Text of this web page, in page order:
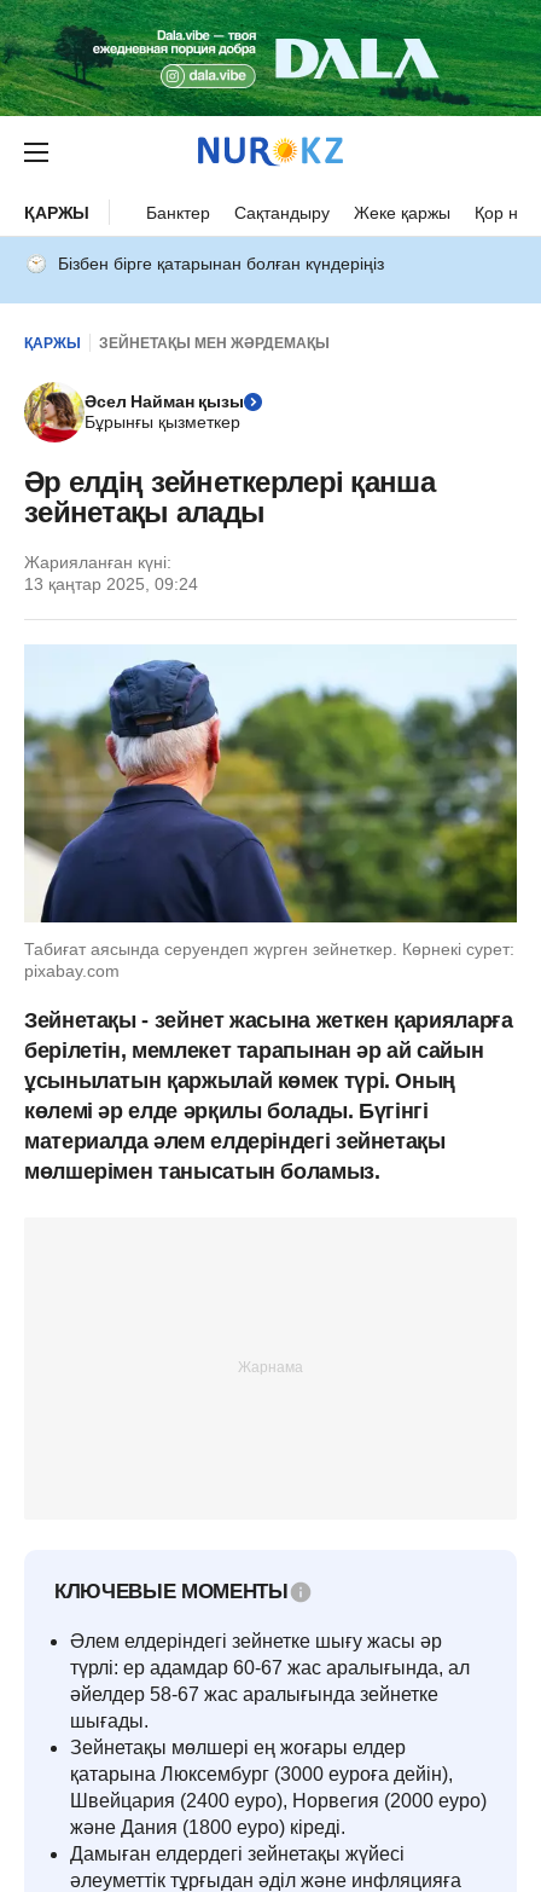
ҚАРЖЫ Банктер Сақтандыру Жеке қаржы Қор
Бізбен бірге қатарынан болған күндеріңіз
ҚАРЖЫ ЗЕЙНЕТАҚЫ МЕН ЖӘРДЕМАҚЫ
Әсел Найман қызы
Бұрынғы қызметкер
Әр елдің зейнеткерлері қанша
зейнетақы алады
Жарияланған күні:
13 қаңтар 2025, 09:24
Табиғат аясында серуендеп жүрген зейнеткер. Көрнекі сурет:
pixabay.com
Зейнетақы - зейнет жасына жеткен қарияларға
берілетін, мемлекет тарапынан әр ай сайын
ұсынылатын қаржылай көмек түрі. Оның
көлемі әр елде әрқилы болады. Бүгінгі
материалда әлем елдеріндегі зейнетақы
мөлшерімен танысатын боламыз.
КЛЮЧЕВЫЕ МОМЕНТЫ
Әлем елдеріндегі зейнетке шығу жасы әр
түрлі: ер адамдар 60-67 жас аралығында, ал
әйелдер 58-67 жас аралығында зейнетке
шығады.
Зейнетақы мөлшері ең жоғары елдер
қатарына Люксембург (3000 еуроға дейін),
Швейцария (2400 еуро), Норвегия (2000 еуро)
және Дания (1800 еуро) кіреді.
Дамыған елдердегі зейнетақы жүйесі
әлеуметтік тұрғыдан әділ және инфляцияға